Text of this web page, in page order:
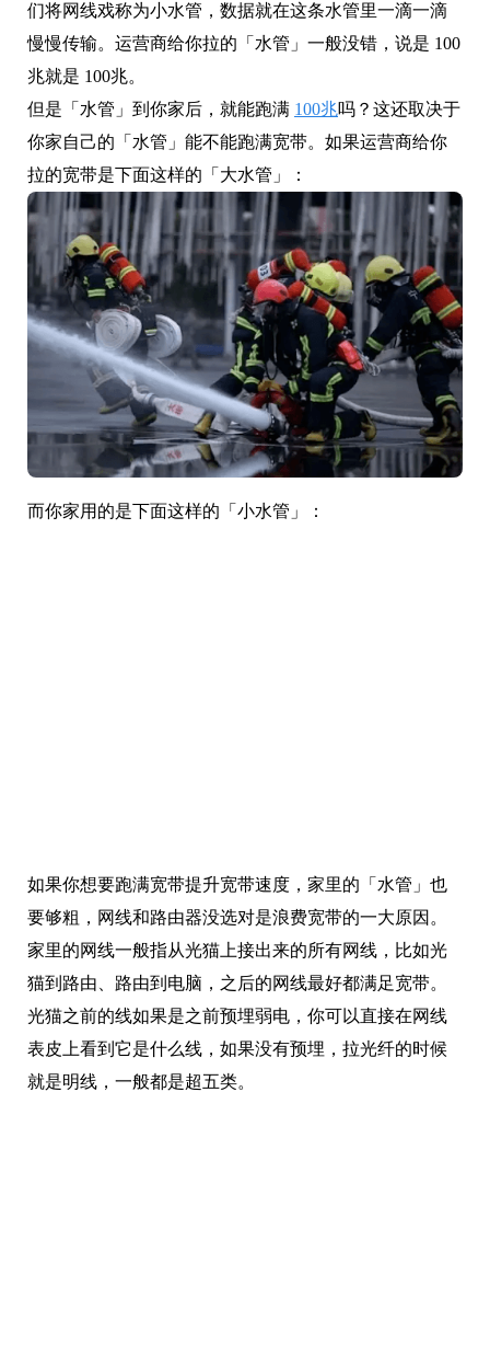
们将网线戏称为小水管，数据就在这条水管里一滴一滴
慢慢传输。运营商给你拉的「水管」一般没错，说是 100
兆就是 100兆。
但是「水管」到你家后，就能跑满 100兆吗？这还取决于
你家自己的「水管」能不能跑满宽带。如果运营商给你
拉的宽带是下面这样的「大水管」：
而你家用的是下面这样的「小水管」：
如果你想要跑满宽带提升宽带速度，家里的「水管」也
要够粗，网线和路由器没选对是浪费宽带的一大原因。
家里的网线一般指从光猫上接出来的所有网线，比如光
猫到路由、路由到电脑，之后的网线最好都满足宽带。
光猫之前的线如果是之前预埋弱电，你可以直接在网线
表皮上看到它是什么线，如果没有预埋，拉光纤的时候
就是明线，一般都是超五类。